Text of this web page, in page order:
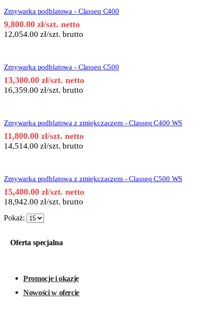
Zmywarka podblatowa - Classeq C400
9,800.00 zł/szt. netto
12,054.00 zł/szt. brutto
Zmywarka podblatowa - Classeq C500
13,300.00 zł/szt. netto
16,359.00 zł/szt. brutto
Zmywarka podblatowa z zmiękczaczem - Classeq C400 WS
11,800.00 zł/szt. netto
14,514.00 zł/szt. brutto
Zmywarka podblatowa z zmiękczaczem - Classeq C500 WS
15,400.00 zł/szt. netto
18,942.00 zł/szt. brutto
Pokaż:
Oferta specjalna
Promocje i okazje
Nowości w ofercie